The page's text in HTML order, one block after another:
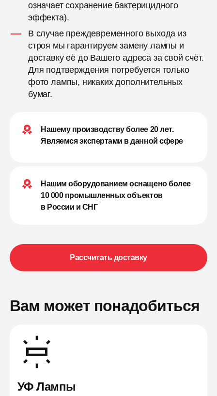
означает сохранение бактерицидного
эффекта).
В случае преждевременного выхода из
строя мы гарантируем замену лампы и
доставку её до Вашего адреса за свой счёт.
Для подтверждения потребуется только
фото лампы, никаких дополнительных
бумаг.
Нашему производству более 20 лет.
Являемся экспертами в данной сфере
Нашим оборудованием оснащено более
10 000 промышленных объектов
в России и СНГ
Рассчитать доставку
Вам может понадобиться
УФ Лампы